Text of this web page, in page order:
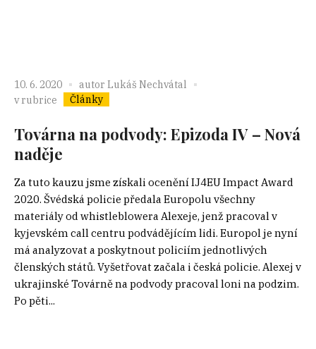
10. 6. 2020 autor Lukáš Nechvátal
v rubrice
Články
Továrna na podvody: Epizoda IV – Nová
naděje
Za tuto kauzu jsme získali ocenění IJ4EU Impact Award
2020. Švédská policie předala Europolu všechny
materiály od whistleblowera Alexeje, jenž pracoval v
kyjevském call centru podvádějícím lidi. Europol je nyní
má analyzovat a poskytnout policiím jednotlivých
členských států. Vyšetřovat začala i česká policie. Alexej v
ukrajinské Továrně na podvody pracoval loni na podzim.
Po pěti...